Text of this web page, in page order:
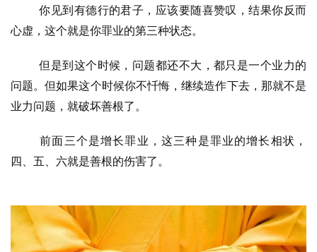
你见到有德行的君子，应该要随喜赞叹，结果你反而
心虚，这个就是你罪业的第三种状态。
但是到这个时候，问题都还不大，都只是一个业力的
问题。但如果这个时候你不忏悔，继续造作下去，那就不是
业力问题，就破坏善根了。
前面三个是增长罪业，这三种是罪业的增长相状，
四、五、六就是善根的伤害了。